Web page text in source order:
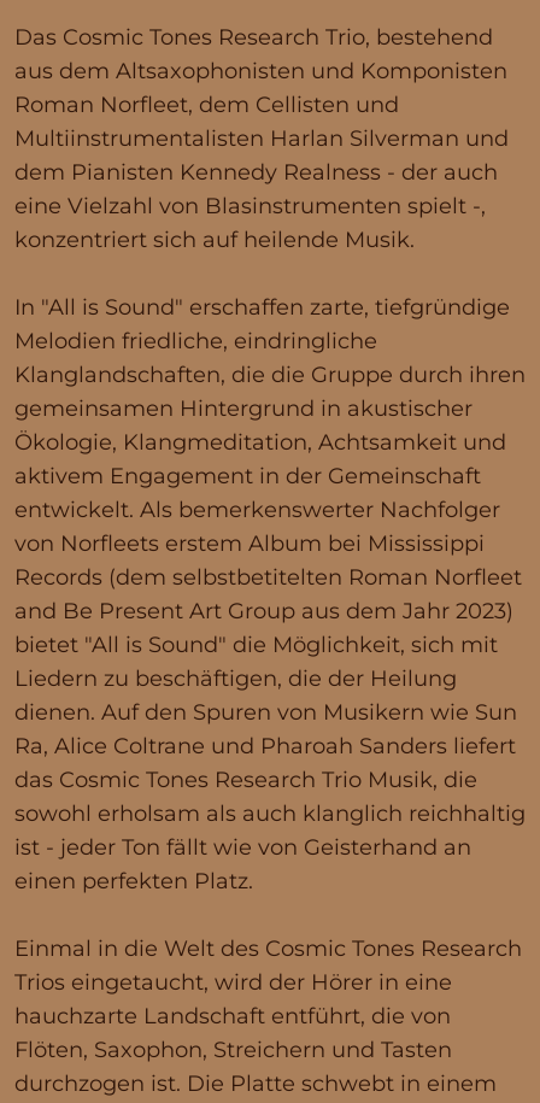
Das Cosmic Tones Research Trio, bestehend
aus dem Altsaxophonisten und Komponisten
Roman Norfleet, dem Cellisten und
Multiinstrumentalisten Harlan Silverman und
dem Pianisten Kennedy Realness - der auch
eine Vielzahl von Blasinstrumenten spielt -,
konzentriert sich auf heilende Musik.
In "All is Sound" erschaffen zarte, tiefgründige
Melodien friedliche, eindringliche
Klanglandschaften, die die Gruppe durch ihren
gemeinsamen Hintergrund in akustischer
Ökologie, Klangmeditation, Achtsamkeit und
aktivem Engagement in der Gemeinschaft
entwickelt. Als bemerkenswerter Nachfolger
von Norfleets erstem Album bei Mississippi
Records (dem selbstbetitelten Roman Norfleet
and Be Present Art Group aus dem Jahr 2023)
bietet "All is Sound" die Möglichkeit, sich mit
Liedern zu beschäftigen, die der Heilung
dienen. Auf den Spuren von Musikern wie Sun
Ra, Alice Coltrane und Pharoah Sanders liefert
das Cosmic Tones Research Trio Musik, die
sowohl erholsam als auch klanglich reichhaltig
ist - jeder Ton fällt wie von Geisterhand an
einen perfekten Platz.
Einmal in die Welt des Cosmic Tones Research
Trios eingetaucht, wird der Hörer in eine
hauchzarte Landschaft entführt, die von
Flöten, Saxophon, Streichern und Tasten
durchzogen ist. Die Platte schwebt in einem